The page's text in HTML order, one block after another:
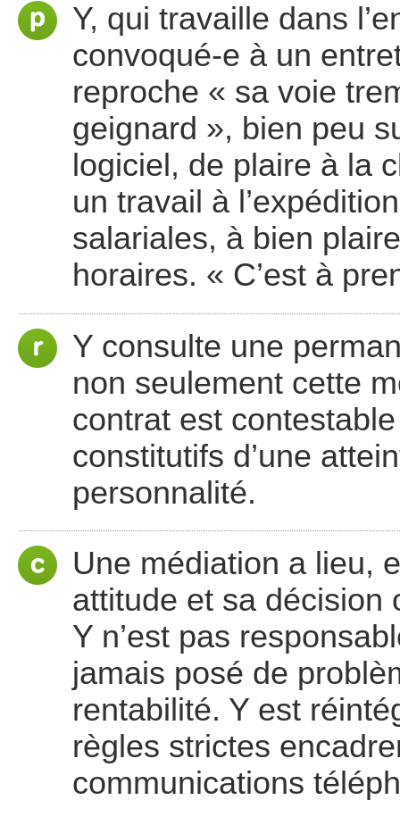
Y, qui travaille dans
convoqué-e à un
reproche « sa voie
geignard », bien peu
logiciel, de plaire à la
un travail à
salariales, à bien
horaires. « C’est à
Y consulte une
non seulement cette
contrat est
constitutifs d’une
personnalité.
Une médiation a lieu,
attitude et sa décision
Y n’est pas
jamais posé de
rentabilité. Y est
règles strictes
communications